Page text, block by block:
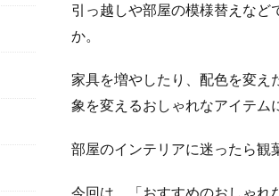
引っ越しや部屋の模様替えなど
か。
家具を増やしたり、配色を変え
象を変えるおしゃれなアイテム
部屋のインテリアに迷ったら観
今回は、「おすすめのおしゃれ